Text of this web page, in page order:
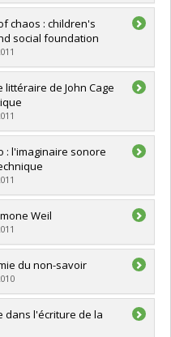
Danièle
chaos : children's
social foundation
de John Cage
: l'imaginaire sonore
Weil
du non-savoir
dans l'écriture de la